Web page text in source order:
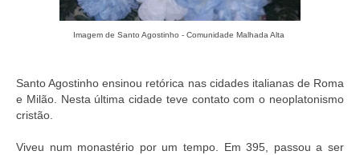
Imagem de Santo Agostinho - Comunidade Malhada Alta
Santo Agostinho ensinou retórica nas cidades italianas de Roma
e Milão. Nesta última cidade teve contato com o neoplatonismo
cristão.
Viveu num monastério por um tempo. Em 395, passou a ser